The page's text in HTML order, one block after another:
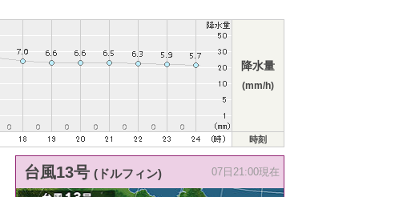
降水量
(mm/h)
時刻
台風13号 (ドルフィン) 07日21:00現在